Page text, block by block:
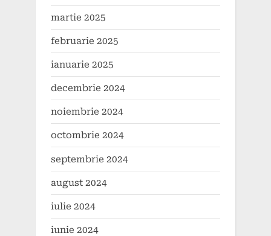
martie 2025
februarie 2025
ianuarie 2025
decembrie 2024
noiembrie 2024
octombrie 2024
septembrie 2024
august 2024
iulie 2024
iunie 2024